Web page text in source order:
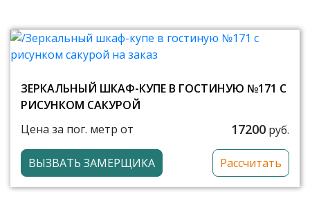
ЗЕРКАЛЬНЫЙ ШКАФ-КУПЕ В ГОСТИНУЮ №171 С
РИСУНКОМ САКУРОЙ
Цена за пог. метр от
17200 руб.
ВЫЗВАТЬ ЗАМЕРЩИКА Рассчитать